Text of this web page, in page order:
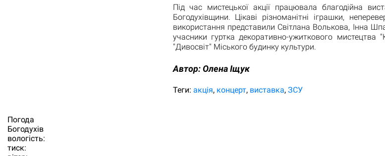
Погода
Богодухiв
вологість:
тиск:
Під час мистецької акції працювала благодійна
Богодухівщини. Цікаві різноманітні іграшки,
використання представили Світлана Волькова, Інна
учасники гуртка декоративно-ужиткового мистецтва
"Дивосвіт" Міського будинку культури.
Автор:Олена Іщук
Теги: акція концерт виставка ЗСУ